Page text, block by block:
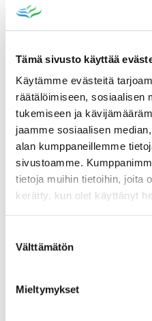
Tämä sivusto käyttää
Käytämme evästeitä
räätälöimiseen, sosiaalisen
tukemiseen ja
jaamme sosiaalisen
alan kumppaneillemme
sivustoamme.
tietoja muihin tietoihin, joita
kerätty, kun olet käyttänyt
valinta
Välttämätön
Mieltymykset
Poistomyynti
03.06.2026-31.08.2026
Poppelikatu 10
Lue lisää